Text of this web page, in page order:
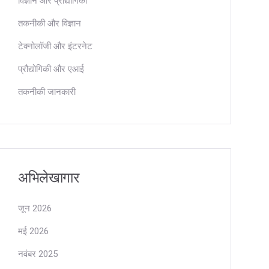
तकनीकी और विज्ञान
टेक्नोलॉजी और इंटरनेट
प्रौद्योगिकी और एआई
तकनीकी जानकारी
अभिलेखागार
जून 2026
मई 2026
नवंबर 2025